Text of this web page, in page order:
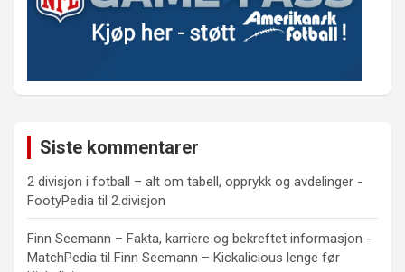
Siste kommentarer
2 divisjon i fotball – alt om tabell, opprykk og avdelinger -
FootyPedia til 2.divisjon
Finn Seemann – Fakta, karriere og bekreftet informasjon -
MatchPedia til Finn Seemann – Kickalicious lenge før